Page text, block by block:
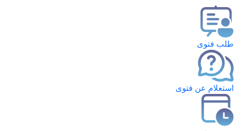
طلب فتوى
استعلام عن فتوى